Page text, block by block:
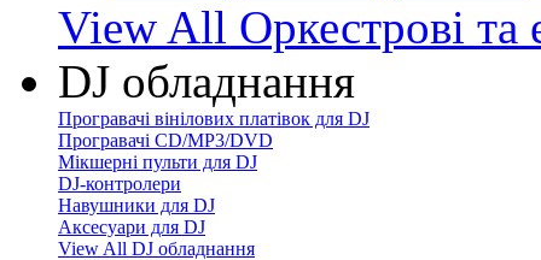
View All Оркестрові та
DJ обладнання
Програвачі вінілових платівок для DJ
Програвачі CD/MP3/DVD
Мікшерні пульти для DJ
DJ-контролери
Навушники для DJ
Аксесуари для DJ
View All DJ обладнання